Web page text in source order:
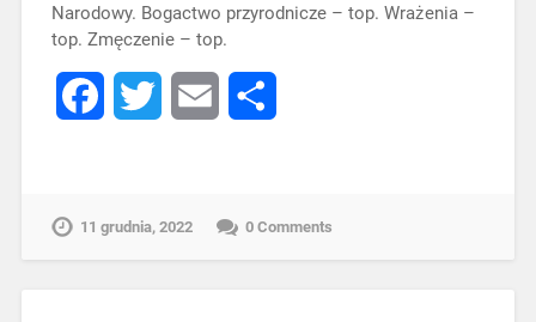
Narodowy. Bogactwo przyrodnicze – top. Wrażenia –
top. Zmęczenie – top.
FacebookTwitter Email
11 grudnia, 2022 0 Comments